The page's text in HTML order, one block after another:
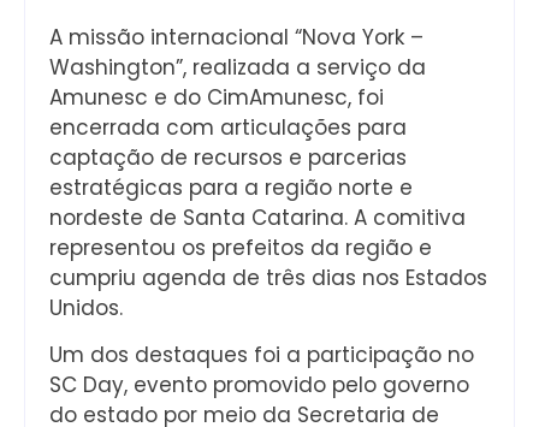
A missão internacional “Nova York –
Washington”, realizada a serviço da
Amunesc e do CimAmunesc, foi
encerrada com articulações para
captação de recursos e parcerias
estratégicas para a região norte e
nordeste de Santa Catarina. A comitiva
representou os prefeitos da região e
cumpriu agenda de três dias nos Estados
Unidos.
Um dos destaques foi a participação no
SC Day, evento promovido pelo governo
do estado por meio da Secretaria de